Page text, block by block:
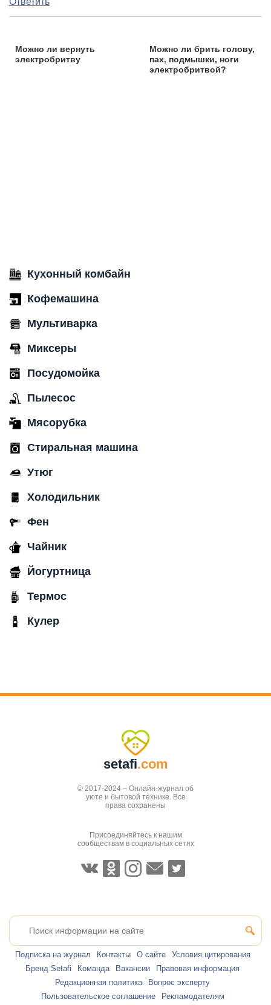
Можно ли вернуть
электробритву
Можно ли брить голову,
пах, подмышки, ноги
электробритвой?
Кухонный комбайн
Кофемашина
Мультиварка
Миксеры
Посудомойка
Пылесос
Мясорубка
Стиральная машина
Утюг
Холодильник
Фен
Чайник
Йогуртница
Термос
Кулер
setafi.com
© 2017-2024 – Онлайн-журнал об
уюте и бытовой технике. Все
права сохранены
Присоединяйтесь к нашим
сообществам в социальных сетях
Подписка на журнал Контакты О сайте
Условия цитирования
Бренд Setafi
Команда Вакансии
Правовая информация
Редакционная политика
Вопрос эксперту
Пользовательское соглашение
Рекламодателям